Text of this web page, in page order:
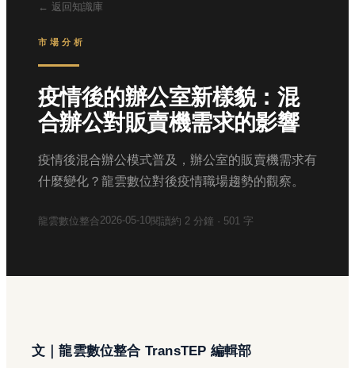
← 返回知識庫
市場分析
疫情後的辦公室新樣貌：混
合辦公對販賣機需求的影響
疫情後混合辦公模式普及，辦公室的販賣機需求有
什麼變化？龍雲數位對後疫情職場趨勢的觀察。
龍雲數位整合2026-05-10閱讀約 2 分鐘 · 501 字
文｜龍雲數位整合 TransTEP 編輯部